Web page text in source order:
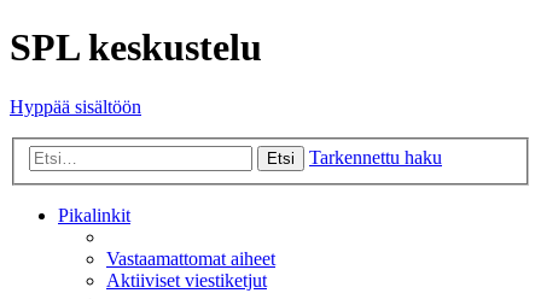
SPL keskustelu
Hyppää sisältöön
Etsi Tarkennettu haku
Pikalinkit
Vastaamattomat aiheet
Aktiiviset viestiketjut